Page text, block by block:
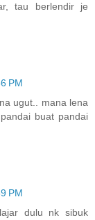
tau berlendir je
PM
ugut.. mana lena
buat pandai
PM
dulu nk sibuk